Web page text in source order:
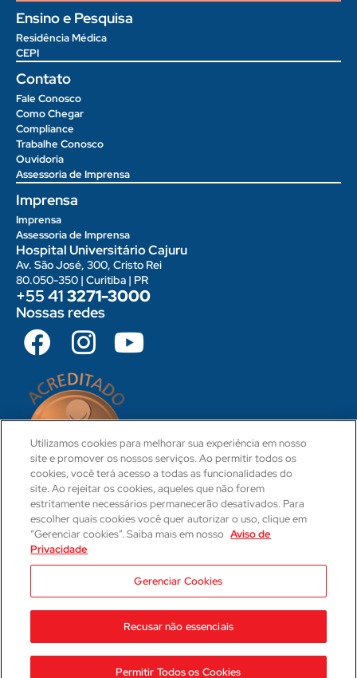
Ensino e Pesquisa
Residência Médica
CEPI
Contato
Fale Conosco
Como Chegar
Compliance
Trabalhe Conosco
Ouvidoria
Assessoria de Imprensa
Imprensa
Imprensa
Assessoria de Imprensa
Hospital Universitário Cajuru
Av. São José, 300, Cristo Rei
80.050-350 | Curitiba | PR
+55 413271-3000
Nossas redes
CRM 31-PR
Responsável Técnica Médica
CRM: 29623-PR | RQE: 21593
2023 © Hospital Cajuru Aviso de Privacidade
Utilizamos cookies para melhorar sua experiência em nosso
site e promover os nossos serviços. Ao permitir todos os
cookies, você terá acesso a todas as funcionalidades do
site. Ao rejeitar os cookies, aqueles que não forem
estritamente necessários permanecerão desativados. Para
escolher quais cookies você quer autorizar o uso, clique em
“Gerenciar cookies”. Saiba mais em nosso Aviso de
Privacidade
Gerenciar Cookies
Recusar não essenciais
Permitir Todos os Cookies